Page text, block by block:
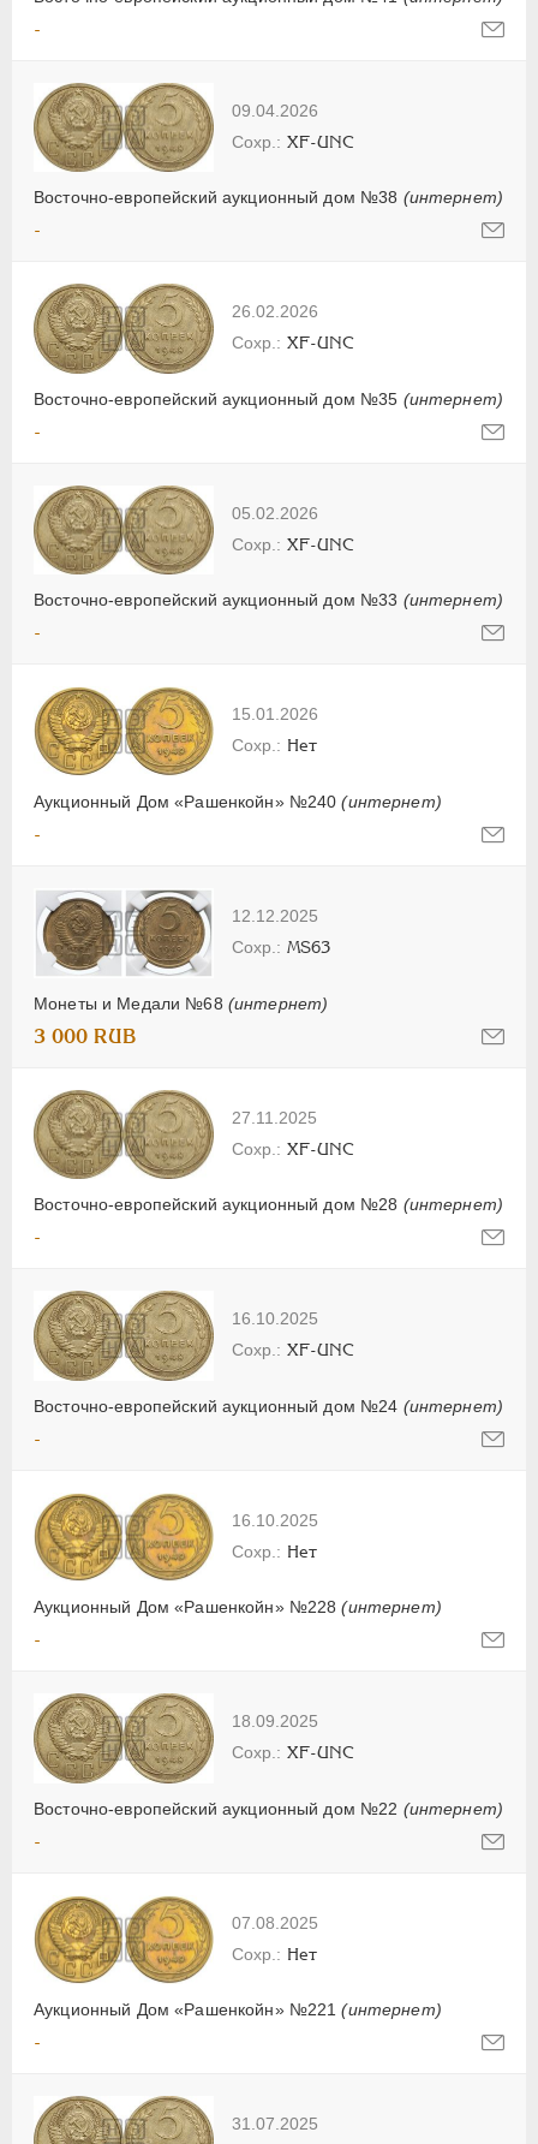
-
09.04.2026
Восточно-европейский аукционный дом №38 (интернет)
XF-UNC
-
26.02.2026
Восточно-европейский аукционный дом №35 (интернет)
XF-UNC
-
05.02.2026
Восточно-европейский аукционный дом №33 (интернет)
XF-UNC
-
15.01.2026
Аукционный Дом «Рашенкойн» №240(интернет)
Нет
-
12.12.2025
Монеты и Медали №68 (интернет)
MS63
3 000 RUB
27.11.2025
Восточно-европейский аукционный дом №28 (интернет)
XF-UNC
-
16.10.2025
Восточно-европейский аукционный дом №24 (интернет)
XF-UNC
-
16.10.2025
Аукционный Дом «Рашенкойн» №228(интернет)
Нет
-
18.09.2025
Восточно-европейский аукционный дом №22 (интернет)
XF-UNC
-
07.08.2025
Аукционный Дом «Рашенкойн» №221(интернет)
Нет
-
31.07.2025